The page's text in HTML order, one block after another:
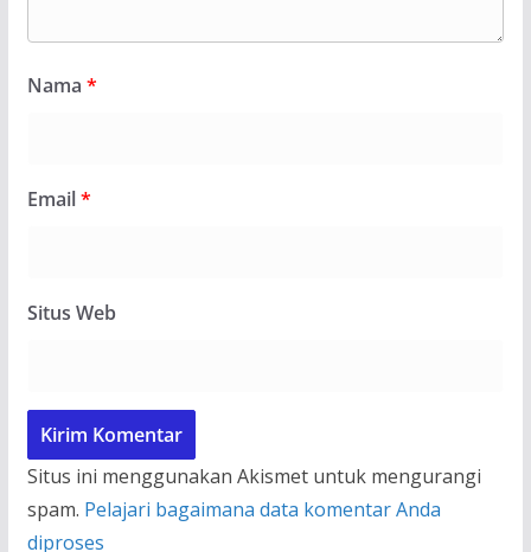
Nama *
Email*
Situs Web
Situs ini menggunakan Akismet untuk mengurangi
spam. Pelajari bagaimana data komentar Anda
diproses